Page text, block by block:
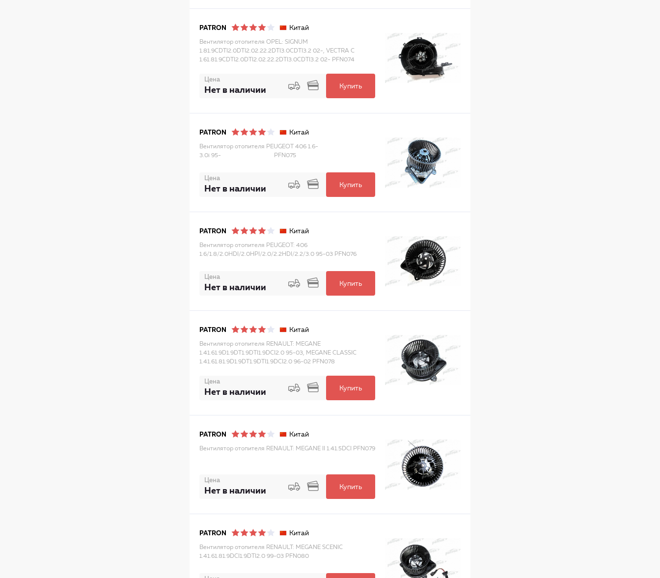
PATRON Китай
Вентилятор отопителя OPEL: SIGNUM
1.81.9CDTI2.0DTI2.02.22.2DTI3.0CDTI3.2 02-, VECTRA C
1.61.81.9CDTI2.0DTI2.02.22.2DTI3.0CDTI3.2 02- PFN074
Цена
Нет в наличии Купить
PATRON Китай
Вентилятор отопителя PEUGEOT 406 1.6-
3.0i 95- PFN075
Цена
Нет в наличии Купить
PATRON Китай
Вентилятор отопителя PEUGEOT: 406
1.6/1.8/2.0HDI/2.0HPI/2.0/2.2HDI/2.2/3.0 95-03 PFN076
Цена
Нет в наличии Купить
PATRON Китай
Вентилятор отопителя RENAULT: MEGANE
1.41.61.9D1.9DT1.9DTI1.9DCI2.0 95-03, MEGANE CLASSIC
1.41.61.81.9D1.9DT1.9DTI1.9DCI2.0 96-02 PFN078
Цена
Нет в наличии Купить
PATRON Китай
Вентилятор отопителя RENAULT: MEGANE II 1.41.5DCI PFN079
Цена
Нет в наличии Купить
PATRON Китай
Вентилятор отопителя RENAULT: MEGANE SCENIC
1.41.61.81.9DCI1.9DTI2.0 99-03 PFN080